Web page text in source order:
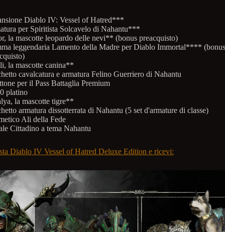
Diablo IV: Vessel of Hatred***
per Spiritista Solcavelo di Nahantu***
la mascotte leopardo delle nevi** (bonus preacquisto)
leggendaria Lamento della Madre per Diablo Immortal**** (bonus
la mascotte canina**
cavalcatura e armatura Felino Guerriero di Nahantu
per il Pass Battaglia Premium
platino
la mascotte tigre**
armatura dissotterrata di Nahantu (5 set d'armature di classe)
Ali della Fede
Cittadino a tema Nahantu
Diablo IV Vessel of Hatred Deluxe Edition e ricevi: